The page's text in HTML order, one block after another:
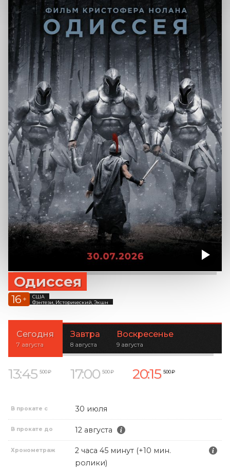
Одиссея
16 +
США
Фэнтези, Исторический, Экшн
Сегодня
7 августа
Завтра
8 августа
Воскресенье
9 августа
13:45 500 ₽ 17:00 500 ₽ 20:15 500 ₽
В прокате с 30 июля
В прокате до 12 августа
Хронометраж
2 часа 45 минут (+10 мин.
ролики)